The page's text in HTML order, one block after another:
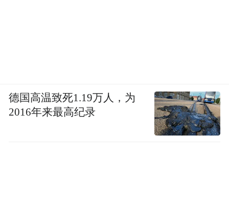
德国高温致死1.19万人，为
2016年来最高纪录